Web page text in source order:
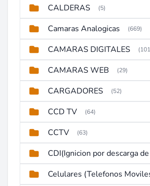
CALDERAS (5)
Camaras Analogicas (669)
CAMARAS DIGITALES
CAMARAS WEB (29)
CARGADORES (52)
CCD TV (64)
CCTV (63)
Celulares (Telefonos